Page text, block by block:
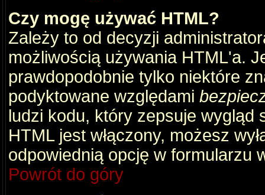
Czy mogę używać HTML?
Zależy to od decyzji
możliwością używania HTML'a.
prawdopodobnie tylko niektóre
podyktowane względami
ludzi kodu, który zepsuje wygląd
HTML jest włączony, możesz
odpowiednią opcję w formularzu
Powrót do góry